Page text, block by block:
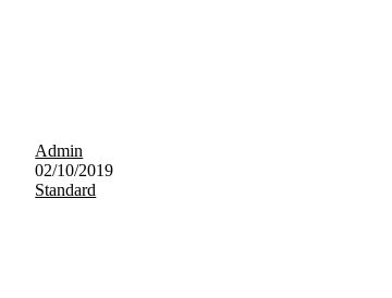
Admin
02/10/2019
Standard